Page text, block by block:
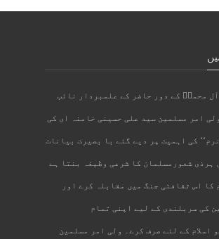
آل محمدؐ کے دور حاضر کے علمبردار نائب
امر مسلمین سید علی حسینی خامنہ ای کی
کی اہمیت پر دیے گئے با بصیرت بیانات
ہرذی شعورمسلمان کا شرعی وظیفہ بنتا ہے
کا اس ثقافتی جنگ میں مقابلہ کرے اور
کی سربلندی کے لیے اپنی تمام
اسلام کے لئے صرف کرے۔ ولی امر مسلمین